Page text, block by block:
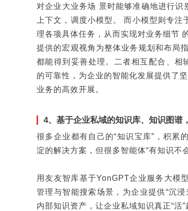
对企业大业务场 景时能够准确地进行
上下文，调度小模型。 而小模型则专注
理各项具体任务，从而实现对业务细节
提供的宏观视角为整体业务规划和布局
都能得到妥善处理。二者相互配合、
的可靠性，为企业的智能化发展提供了
业务的高效开展。
4、基于企业私域的知识库、知识图谱
很多企业都有自己的“知识宝库”，积累
淀的解决方案，但很多智能体“有知识不会
用友友智库基于YonGPT企业服务大模
管理与智能搜索场景，为企业提供“沉
内部知识资产，让企业私域知识真正“活”